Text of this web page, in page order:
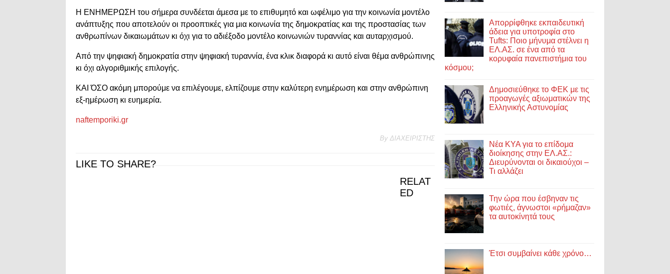
Η ΕΝΗΜΕΡΩΣΗ του σήμερα συνδέεται άμεσα με το επιθυμητό και ωφέλιμο για την κοινωνία μοντέλο
ανάπτυξης που αποτελούν οι προοπτικές για μια κοινωνία της δημοκρατίας και της προστασίας των
ανθρωπίνων δικαιωμάτων κι όχι για το αδιέξοδο μοντέλο κοινωνιών τυραννίας και αυταρχισμού.
Από την ψηφιακή δημοκρατία στην ψηφιακή τυραννία, ένα κλικ διαφορά κι αυτό είναι θέμα ανθρώπινης
κι όχι αλγοριθμικής επιλογής.
ΚΑΙ ΌΣΟ ακόμη μπορούμε να επιλέγουμε, ελπίζουμε στην καλύτερη ενημέρωση και στην ανθρώπινη
εξ-ημέρωση κι ευημερία.
naftemporiki.gr
By ΔΙΑΧΕΙΡΙΣΤΗΣ
LIKE TO SHARE?
RELAT
ED
Απορρίφθηκε εκπαιδευτική
άδεια για υποτροφία στο
Tufts: Ποιο μήνυμα στέλνει η
ΕΛ.ΑΣ. σε ένα από τα
κορυφαία πανεπιστήμια του
κόσμου;
Δημοσιεύθηκε το ΦΕΚ με τις
προαγωγές αξιωματικών της
Ελληνικής Αστυνομίας
Νέα ΚΥΑ για το επίδομα
διοίκησης στην ΕΛ.ΑΣ.:
Διευρύνονται οι δικαιούχοι –
Τι αλλάζει
Την ώρα που έσβηναν τις
φωτιές, άγνωστοι «ρήμαζαν»
τα αυτοκίνητά τους
Έτσι συμβαίνει κάθε χρόνο…